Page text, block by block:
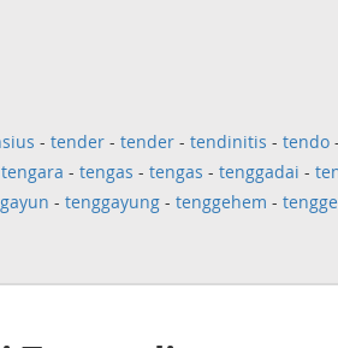
- tender- tender- tendinitis - tendo-
tengara - tengas - tengas - tenggadai -
- tenggayung- tenggehem -